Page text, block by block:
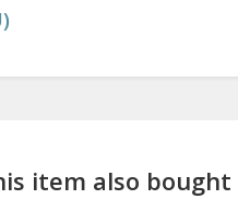
item also bought